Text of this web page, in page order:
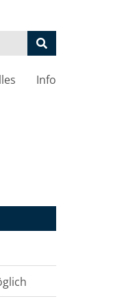
Info